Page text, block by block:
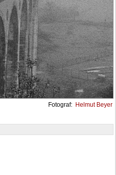
Fotograf: Helmut Beyer